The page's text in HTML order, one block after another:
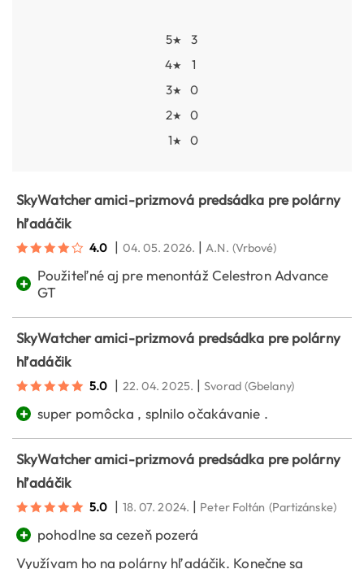
5★
3
4★
1
3★
0
2★
0
1★ 0
SkyWatcher amici-prizmová predsádka pre polárny
hľadáčik
4.0 | 04. 05. 2026. |A.N. (Vrbové)
+
Použiteľné aj pre menontáž Celestron Advance
GT
SkyWatcher amici-prizmová predsádka pre polárny
hľadáčik
5.0 | 22. 04. 2025. |Svorad (Gbelany)
+ super pomôcka , splnilo očakávanie .
SkyWatcher amici-prizmová predsádka pre polárny
hľadáčik
5.0 | 18. 07. 2024. | Peter Foltán (Partizánske)
+
pohodlne sa cezeň pozerá
Využívam ho na polárny hľadáčik. Konečne sa